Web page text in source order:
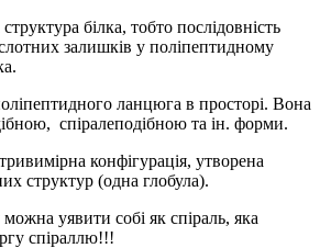
білка, тобто послідовність
залишків у поліпептидному
ланцюга в просторі. Вона
спіралеподібною та ін. форми.
конфігурація, утворена
структур (одна глобула).
уявити собі як спіраль, яка
спіраллю!!!